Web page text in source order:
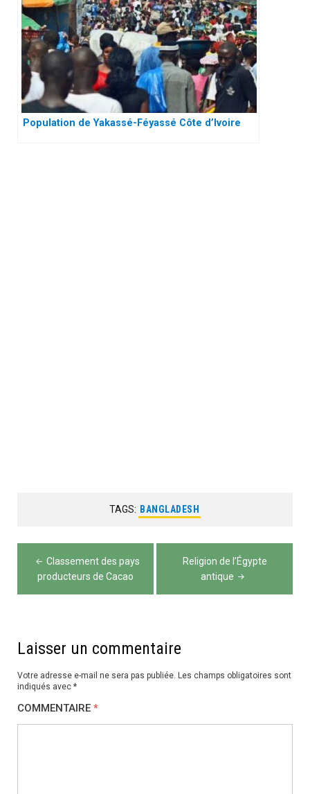
Population de Yakassé-Féyassé Côte d’Ivoire
TAGS: BANGLADESH
Navigation
de
Classement des pays
producteurs de Cacao
Religion de l’Égypte
antique
Laisser un commentaire
Votre adresse e-mail ne sera pas publiée. Les champs obligatoires sont
indiqués avec *
COMMENTAIRE *